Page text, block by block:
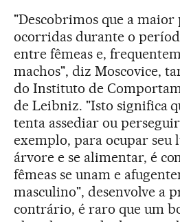
"Descobrimos que a maior
ocorridas durante o
entre fêmeas e,
machos", diz Moscovice,
do Instituto de
de Leibniz. "Isto significa
tenta assediar ou
exemplo, para ocupar seu
árvore e se alimentar, é
fêmeas se unam e
masculino", desenvolve a
contrário, é raro que um